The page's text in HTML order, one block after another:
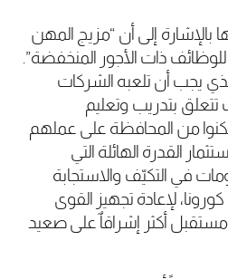
إلى أن “مزيج المهن
ذات الأجور المنخفضة”.
يجب أن تلعبه الشركات
تتعلق بتدريب وتعليم
من المحافظة على عملهم
القدرة الهائلة التي
في التكيّف والاستجابة
لإعادة تجهيز القوى
أكثر إشراقاٌ على صعيد